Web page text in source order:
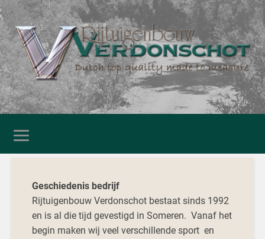
Geschiedenis bedrijf
Rijtuigenbouw Verdonschot bestaat sinds 1992
en is al die tijd gevestigd in Someren. Vanaf het
begin maken wij veel verschillende sport en